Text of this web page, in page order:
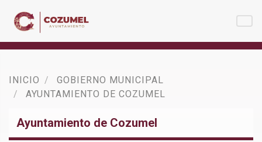
INICIO
GOBIERNO MUNICIPAL
AYUNTAMIENTO DE COZUMEL
Ayuntamiento de Cozumel